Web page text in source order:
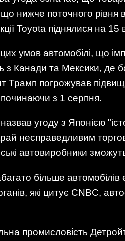
що нижче поточного рівня
Toyota піднялися на 15
умов автомобілі, що
з Канади та Мексики, де
Трамп погрожував
починаючи з 1 серпня.
назвав угоду з Японією
несправедливим
автовиробники
більше
які цитує CNBC,
промисловість